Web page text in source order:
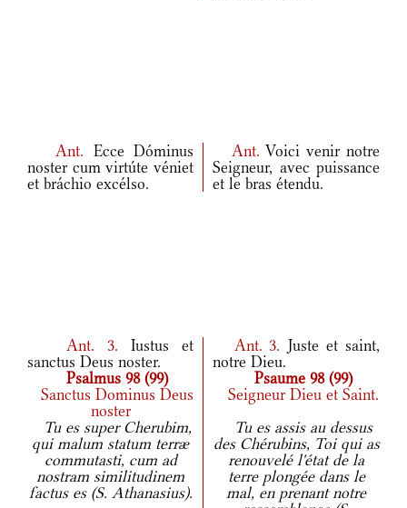
Ant. Ecce Dóminus
noster cum virtúte véniet
et bráchio excélso.
Ant.Voici venir notre
Seigneur, avec puissance
et le bras étendu.
Ant. 3. Iustus et
sanctus Deus noster.
Ant. 3. Juste et saint,
notre Dieu.
Psalmus 98 (99)
Psaume 98 (99)
Sanctus Dominus Deus
noster
Seigneur Dieu et Saint.
Tu es super Cherubim,
qui malum statum terræ
commutasti, cum ad
nostram similitudinem
factus es (S. Athanasius).
Tu es assis au dessus
des Chérubins, Toi qui as
renouvelé l'état de la
terre plongée dans le
mal, en prenant notre